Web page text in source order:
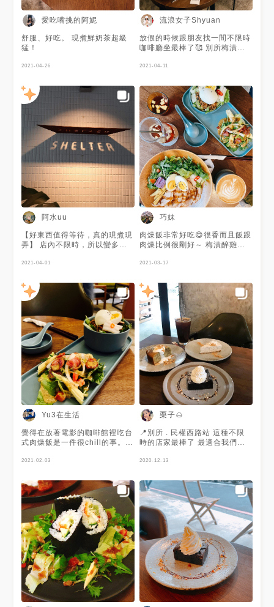
品，蛋糕有不定品項可詢問 ｜
桌邊點餐，後結
愛吃嘴挑的阿妮
舒服、好吃。 現煮鮮奶茶超級
猛！
2021-04-26
流浪女子Shyuan
放假的時候跟朋友找一間不限時
咖啡廳坐最棒了🥰 別所梅漬醉
嫩 微酸的梅味跟淡淡的酒味搭
飯淋滿醬汁完全不會有沒味道的
窘境 甜點套餐💰309 可以任選
一款甜點跟一杯飲料 甜點我選
擇的是擂茶蘋果磅蛋糕 磅蛋糕
吃起來不會太乾 裡面有些小小
的蘋果塊 濃濃的擂茶味讓蘋果
磅蛋糕增加不同的風味 飲料我
選擇是小農山蜜拿鐵 喝起來是
中規中矩的拿鐵不會過於苦澀或
過甜還不錯
2021-04-11
阿水uu
【好東西值得等待，真的現煮現
弄】 店內不限時，所以蠻多人
也是現煮，讚讚👌👌👌 點了橙
來像是青草茶，一問才知道他另
一個名字叫非洲國寶茶，謝囉非
洲🙃 跟健康飲料無緣的我。 季
節水果氣泡水*160 橙香博士茶
*160 招牌肉燥飯*250 醉雞飯
*260 醉雞好吃，肉燥更好吃，
不愧是被肉燥飯耽誤的咖啡廳，
大推肉燥飯🥳🥳🥳 #台北 #咖啡
廳 #甜點 #咖啡 #肉燥飯 #醉雞
2021-04-01
巧妹
肉燥飯非常好吃😋很香而且飯跟
肉燥比例很剛好～ 梅漬醉雞醬
色蔬菜很營養🤣 紅茶裡面加了
別所 #肉燥飯 - 低消💰一杯飲料
☕️ 營業🈺️Mon.-Sun. 1100-
2300
2021-03-17
Yu3在生活
覺得在放著電影的咖啡館裡吃台
式肉燥飯是一件很chill的事。肉
後都不會有油膩感。沙拉是拌胡
或食量較大可能稍嫌少。
2021-02-03
栗子🌰
📍別所 . 民權西路站 這種不限
時的店家最棒了 最適合我們這
漬醉雞飯 $260 ▫️檸檬起司蛋糕
蛋糕 $160 ▫️柚子巧克力布朗尼
$150 - ▫️每人低消一杯飲料 ▫️無
服務費 ▫️不限時 📍台北市大同區
承德路三段51巷18號 🚇民權西
路站5號出口 ⏱11:00-23:00 📞
02-2599-1811 #台北 #台北美
食 #民權西路美食 #下午茶 #甜
點 #蛋糕 #布朗尼 #栗の美食
#f4f #popdaily #popyummy
#taipeifood #coffeestore
#exploretaipei #foodporn
#coffeelover
#CoffeeNClothes #instagood
2020-12-13